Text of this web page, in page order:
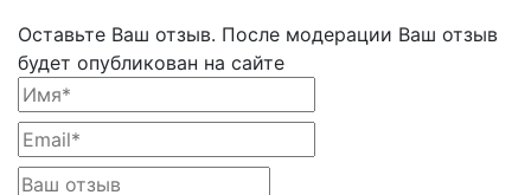
Оставьте Ваш отзыв. После модерации Ваш отзыв
будет опубликован на сайте